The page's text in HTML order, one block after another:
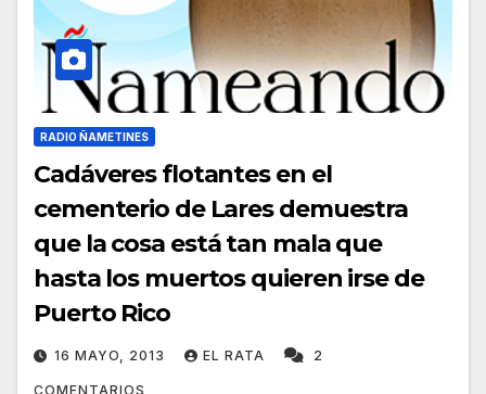
RADIO ÑAMETINES
Cadáveres flotantes en el
cementerio de Lares demuestra
que la cosa está tan mala que
hasta los muertos quieren irse de
Puerto Rico
16 MAYO, 2013 EL RATA 2
COMENTARIOS